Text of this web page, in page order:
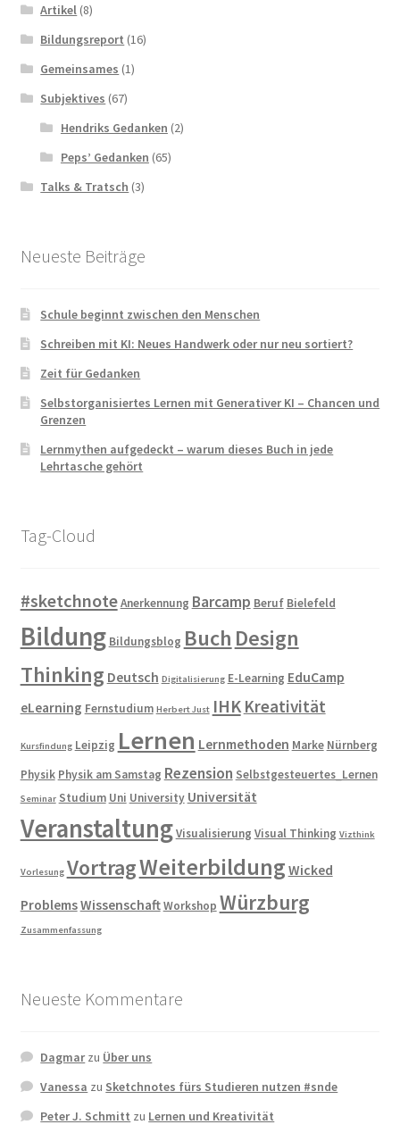
Artikel (8)
Bildungsreport (16)
Gemeinsames (1)
Subjektives (67)
Hendriks Gedanken (2)
Peps’ Gedanken (65)
Talks & Tratsch (3)
Neueste Beiträge
Schule beginnt zwischen den Menschen
Schreiben mit KI: Neues Handwerk oder nur neu sortiert?
Zeit für Gedanken
Selbstorganisiertes Lernen mit Generativer KI – Chancen und
Grenzen
Lernmythen aufgedeckt – warum dieses Buch in jede
Lehrtasche gehört
Tag-Cloud
#sketchnoteAnerkennung Barcamp Beruf Bielefeld
Bildung Bildungsblog Buch Design
Thinking Deutsch Digitalisierung E-Learning EduCamp
eLearning Fernstudium Herbert Just IHK Kreativität
Kursfindung Leipzig Lernen Lernmethoden Marke Nürnberg
Physik Physik am Samstag Rezension Selbstgesteuertes_Lernen
Seminar Studium Uni University Universität
VeranstaltungVisualisierung Visual Thinking Vizthink
Vorlesung VortragWeiterbildung Wicked
ProblemsWissenschaftWorkshop Würzburg
Zusammenfassung
Neueste Kommentare
Dagmarzu Über uns
Vanessa zu Sketchnotes fürs Studieren nutzen #snde
Peter J. Schmitt zu Lernen und Kreativität